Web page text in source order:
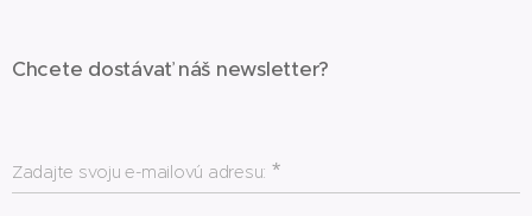
Chcete dostávať náš newsletter?
Zadajte svoju e-mailovú adresu: